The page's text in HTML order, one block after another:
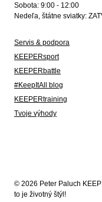
Sobota: 9:00 - 12:00
Nedeľa, štátne sviatky:
Servis & podpora
KEEPERsport
KEEPERbattle
#KeepItAll blog
KEEPERtraining
Tvoje výhody
© 2026 Peter Paluch
to je životný štýl!